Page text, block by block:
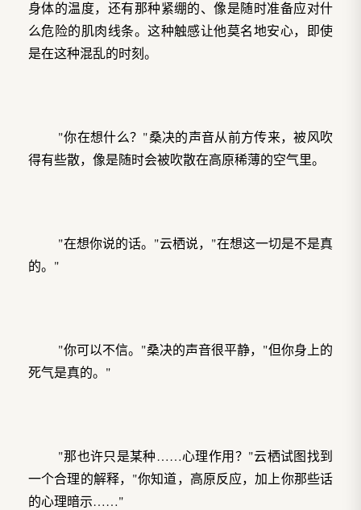
身体的温度，还有那种紧绷的、像是随时准备应对什
么危险的肌肉线条。这种触感让他莫名地安心，即使
是在这种混乱的时刻。
"你在想什么？"桑决的声音从前方传来，被风吹
得有些散，像是随时会被吹散在高原稀薄的空气里。
"在想你说的话。"云栖说，"在想这一切是不是真
的。"
"你可以不信。"桑决的声音很平静，"但你身上的
死气是真的。"
"那也许只是某种……心理作用？"云栖试图找到
一个合理的解释，"你知道，高原反应，加上你那些话
的心理暗示……"